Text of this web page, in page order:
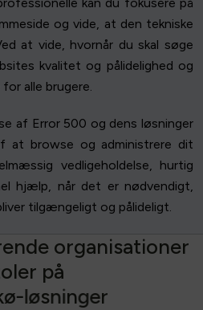
og vide, at den tekniske
at vide, hvornår du skal søge
kvalitet og pålidelighed og
alle brugere.
af Error 500 og dens løsninger
at browse og administrere dit
vedligeholdelse, hurtig
hjælp, når det er nødvendigt,
tilgængeligt og pålideligt.
ende organisationer
oler på
ø-løsninger